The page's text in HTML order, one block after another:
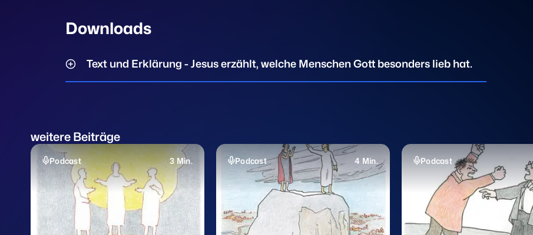
Downloads
Text und Erklärung - Jesus erzählt, welche Menschen Gott besonders lieb hat.
weitere Beiträge
Podcast 3 Min. Podcast 4 Min. Podcast